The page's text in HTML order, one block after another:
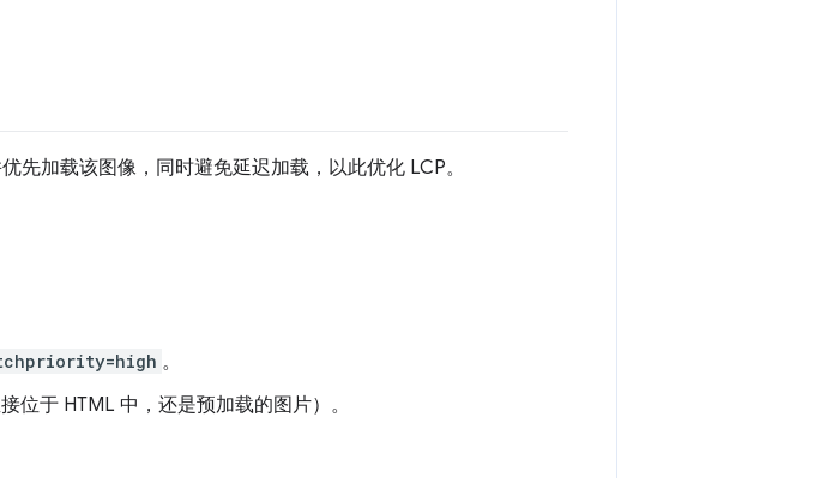
先加载该图像，同时避免延迟加载，以此优化 LCP。
。
位于 HTML 中，还是预加载的图片）。